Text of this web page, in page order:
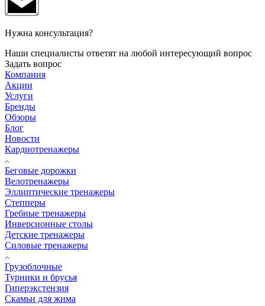
Нужна консультация?
Наши специалисты ответят на любой интересующий вопрос
Задать вопрос
Компания
Акции
Услуги
Бренды
Обзоры
Блог
Новости
Кардиотренажеры
Беговые дорожки
Велотренажеры
Эллиптические тренажеры
Степперы
Гребные тренажеры
Инверсионные столы
Детские тренажеры
Силовые тренажеры
Грузоблочные
Турники и брусья
Гиперэкстензия
Скамьи для жима